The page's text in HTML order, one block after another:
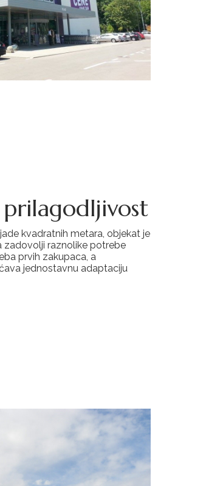
kvadratnih metara, objekat je
raznolike potrebe
prvih zakupaca, a
jednostavnu adaptaciju